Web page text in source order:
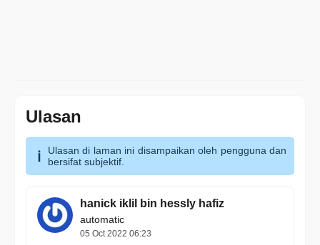
Ulasan
Ulasan di laman ini disampaikan oleh pengguna dan
bersifat subjektif.
hanick iklil bin hessly hafiz
automatic
05 Oct 2022 06:23